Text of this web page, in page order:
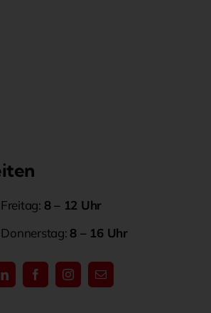
8 – 12 Uhr
8 – 16 Uhr